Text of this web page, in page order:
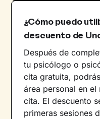
¿Cómo puedo
descuento de
Después de
tu psicólogo o
cita gratuita,
área personal en
cita. El descuento
primeras sesiones